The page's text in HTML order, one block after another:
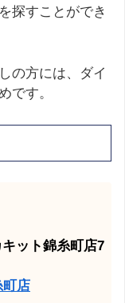
探すことができ
の方には、ダイ
です。
ット錦糸町店7
町店